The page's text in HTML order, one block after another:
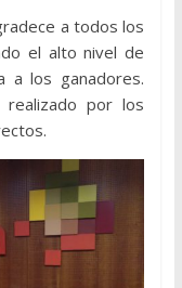
a todos los
el alto nivel de
a los ganadores.
realizado por los